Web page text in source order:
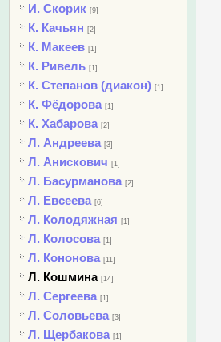
И. Скорик [9]
К. Качьян [2]
К. Макеев [1]
К. Ривель [1]
К. Степанов (диакон) [1]
К. Фёдорова [1]
К. Хабарова [2]
Л. Андреева [3]
Л. Анискович [1]
Л. Басурманова [2]
Л. Евсеева [6]
Л. Колодяжная [1]
Л. Колосова [1]
Л. Кононова [11]
Л. Кошмина [14]
Л. Сергеева [1]
Л. Соловьева [3]
Л. Щербакова [1]